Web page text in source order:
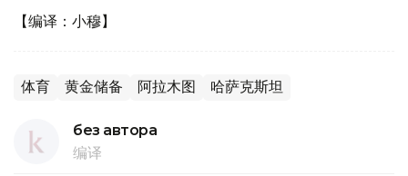
【编译：小穆】
体育 黄金储备 阿拉木图 哈萨克斯坦
без автора
编译